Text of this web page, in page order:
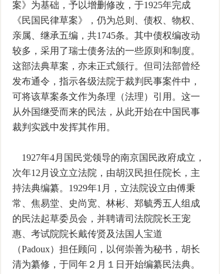
案》为基础，予以增删修改，于1925年完成
《民国民律草案》，仍为总则、债权、物权、
亲属、继承五编，共1745条。其中债权编改动
较多，采用了瑞士债务法的一些原则和制度。
这部法典草案，亦未正式颁行。但司法部曾经
发布通令，指示各级法院于裁判民事案件中，
可将该草案条文作为条理（法理）引用。这一
从外国继受而来的民法，从此开始在中国民事
裁判实践中发挥其作用。
1927年4月国民党领导的南京国民政府成立，
次年12月设立立法院，由胡汉民担任院长，主
持法典编纂。1929年1月，立法院设立由傅秉
常、焦易堂、史尚宽、林彬、郑毓秀五人组成
的民法起草委员会，并聘请司法院院长王宠
惠、考试院院长戴传贤及法国人宝道
（Padoux）担任顾问，以何崇善为秘书，胡长
清为纂修，于同年２月１日开始编纂民法典。